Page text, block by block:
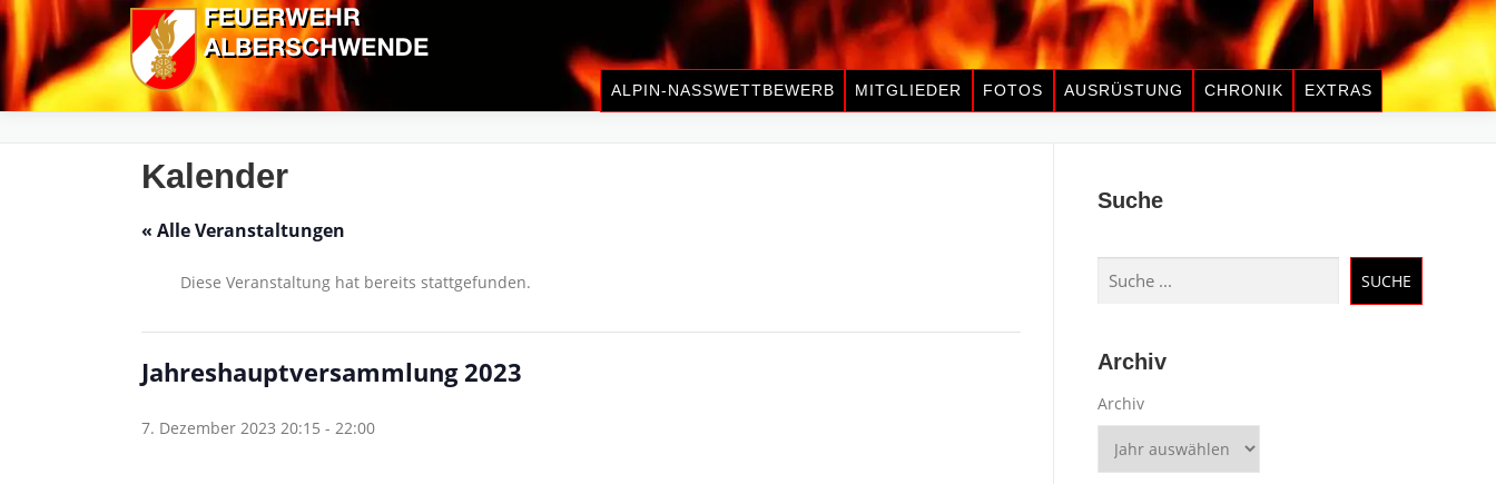
Zum
Inhalt
springen
ALPIN-NASSWETTBEWERB MITGLIEDER FOTOS AUSRÜSTUNG CHRONIK EXTRAS
Kalender
« Alle Veranstaltungen
Diese Veranstaltung hat bereits stattgefunden.
Jahreshauptversammlung 2023
7. Dezember 2023 20:15 - 22:00
Suche
Suchen
SUCHE
Archiv
Archiv